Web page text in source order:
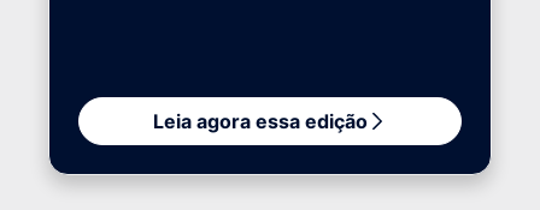
Leia agora essa edição